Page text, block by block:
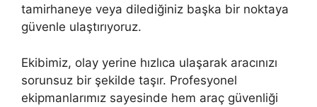
tamirhaneye veya dilediğiniz başka bir noktaya
güvenle ulaştırıyoruz.
Ekibimiz, olay yerine hızlıca ulaşarak aracınızı
sorunsuz bir şekilde taşır. Profesyonel
ekipmanlarımız sayesinde hem araç güvenliği